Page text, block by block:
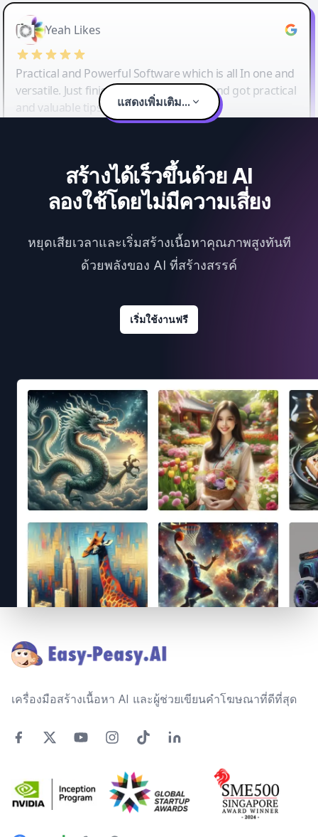
Yeah Likes
Practical and Powerful Software which is all In one and
versatile. Just finished their workshop and got practical
and valuable tips and tricks.
แสดงเพิ่มเติม...
สร้างได้เร็วขึ้นด้วย AI
ลองใช้โดยไม่มีความเสี่ยง
หยุดเสียเวลาและเริ่มสร้างเนื้อหาคุณภาพสูงทันที
ด้วยพลังของ AI ที่สร้างสรรค์
เริ่มใช้งานฟรี
เครื่องมือสร้างเนื้อหา AI และผู้ช่วยเขียนคำโฆษณาที่ดีที่สุด